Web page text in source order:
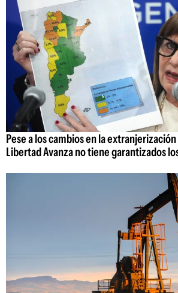
Pese a los cambios en la
Libertad Avanza no tiene garantizados